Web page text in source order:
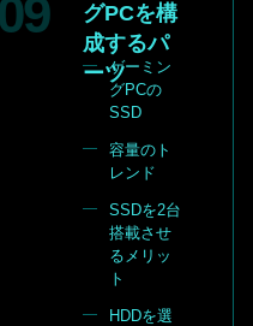
グPCを構
成するパ
ーツゲーミン
グPCの
SSD
容量のト
レンド
SSDを2台
搭載させ
るメリッ
ト
HDDを選